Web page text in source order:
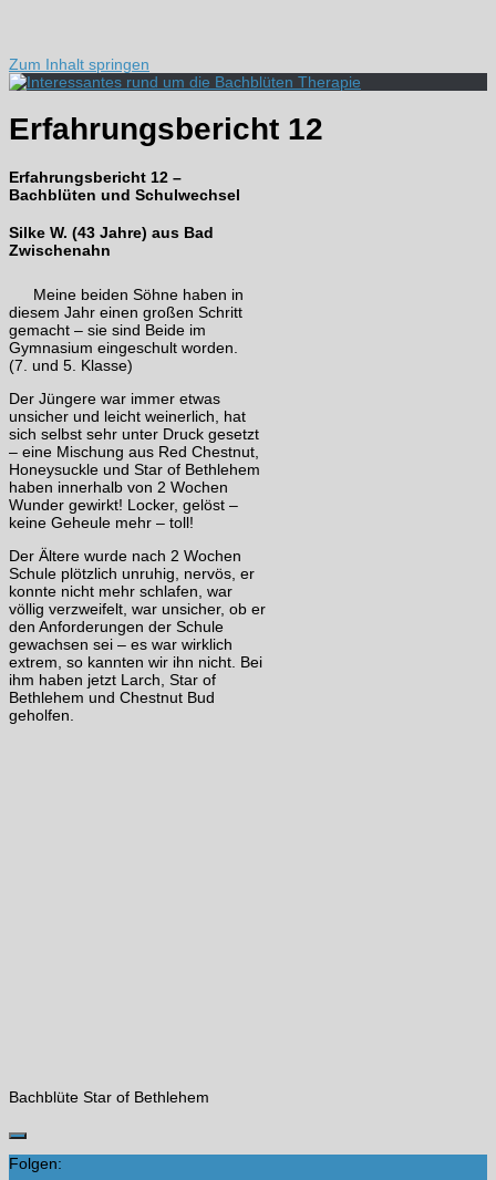
Zum Inhalt springen
Erfahrungsbericht 12
Erfahrungsbericht 12 –
Bachblüten und Schulwechsel
Silke W. (43 Jahre) aus Bad
Zwischenahn
Meine beiden Söhne haben in
diesem Jahr einen großen Schritt
gemacht – sie sind Beide im
Gymnasium eingeschult worden.
(7. und 5. Klasse)
Der Jüngere war immer etwas
unsicher und leicht weinerlich, hat
sich selbst sehr unter Druck gesetzt
– eine Mischung aus Red Chestnut,
Honeysuckle und Star of Bethlehem
haben innerhalb von 2 Wochen
Wunder gewirkt! Locker, gelöst –
keine Geheule mehr – toll!
Der Ältere wurde nach 2 Wochen
Schule plötzlich unruhig, nervös, er
konnte nicht mehr schlafen, war
völlig verzweifelt, war unsicher, ob er
den Anforderungen der Schule
gewachsen sei – es war wirklich
extrem, so kannten wir ihn nicht. Bei
ihm haben jetzt Larch, Star of
Bethlehem und Chestnut Bud
geholfen.
Bachblüte Star of Bethlehem
Folgen: